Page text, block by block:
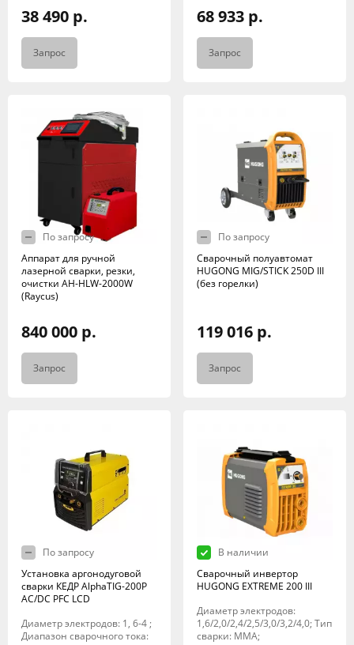
38 490 р.
Запрос
68 933 р.
Запрос
По запросу
Аппарат для ручной
лазерной сварки, резки,
очистки AH-HLW-2000W
(Raycus)
840 000 р.
Запрос
По запросу
Сварочный полуавтомат
HUGONG MIG/STICK 250D III
(без горелки)
119 016 р.
Запрос
По запросу
Установка аргонодуговой
сварки КЕДР AlphaTIG-200P
AC/DC PFC LCD
Диаметр электродов: 1, 6-4 ;
Диапазон сварочного тока:
В наличии
Сварочный инвертор
HUGONG EXTREME 200 III
Диаметр электродов:
1,6/2,0/2,4/2,5/3,0/3,2/4,0; Тип
сварки: MMA;